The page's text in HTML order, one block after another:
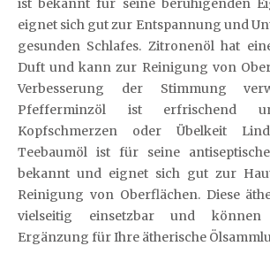
eignet sich gut zur Entspannung und
gesunden Schlafes. Zitronenöl hat
Duft und kann zur Reinigung von
Verbesserung der Stimmung
Pfefferminzöl ist erfrischend
Kopfschmerzen oder Übelkeit
Teebaumöl ist für seine
bekannt und eignet sich gut zur
Reinigung von Oberflächen. Diese
vielseitig einsetzbar und
Ergänzung für Ihre ätherische